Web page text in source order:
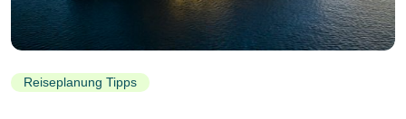
Reiseplanung Tipps